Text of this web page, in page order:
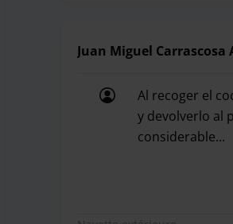
Juan Miguel Carrascosa
Al recoger el
y devolverlo al
considerable...